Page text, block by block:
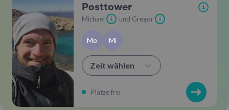
Posttower i
Michael i und Gregor i
Mo Mi
Zeit wählen
Plätze frei